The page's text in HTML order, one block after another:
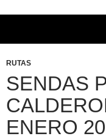
CONTENIDO
RUTAS
SENDAS
ENERO